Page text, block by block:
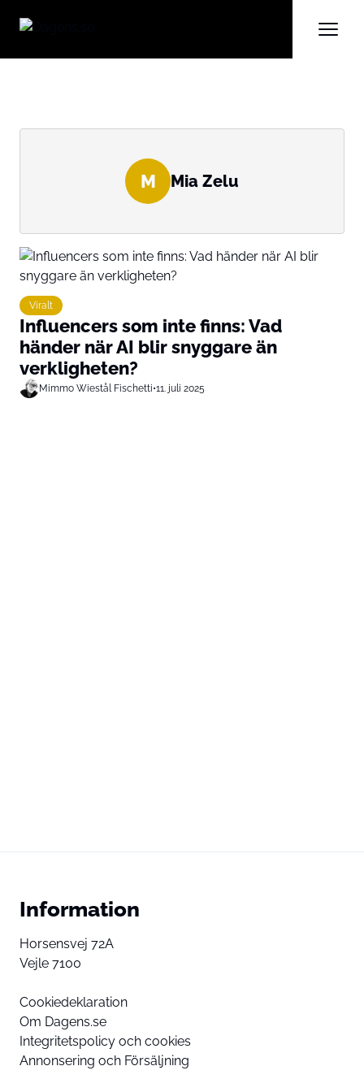
M Mia Zelu
Viralt
Influencers som inte finns: Vad
händer när AI blir snyggare än
verkligheten?
Mimmo Wiestål Fischetti•11. juli 2025
Information
Horsensvej 72A
Vejle 7100
Cookiedeklaration
Om Dagens.se
Integritetspolicy och cookies
Annonsering och Försäljning